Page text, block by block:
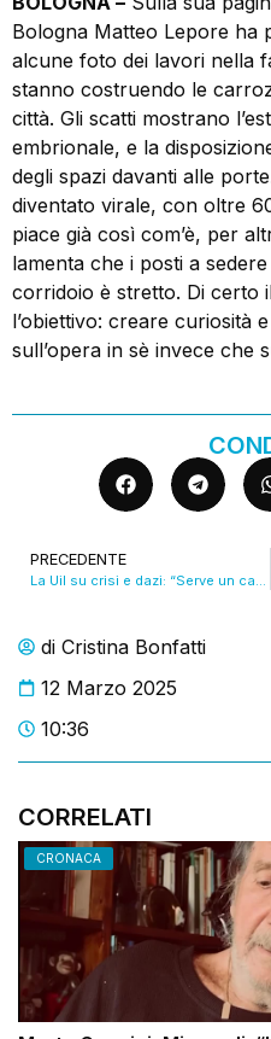
di Cristina Bonfatti
12 Marzo 2025
10:36
CORRELATI
CRONACA
Bologna Matteo Lepore ha
alcune foto dei lavori nella
stanno costruendo le
città. Gli scatti mostrano
embrionale, e la
degli spazi davanti alle
diventato virale, con oltre
piace già così com’è, per
lamenta che i posti a
corridoio è stretto. Di certo
l’obiettivo: creare curiosità
sull’opera in sè invece che
PRECEDENTE
La Uil su crisi e dazi: “Serve un cambiamento produttivo, non solo il riarmo”. VIDEO